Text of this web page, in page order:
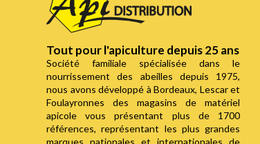
Tout pour l'apiculture depuis 25 ans
Société familiale spécialisée dans le
nourrissement des abeilles depuis 1975,
nous avons développé à Bordeaux, Lescar et
Foulayronnes des magasins de matériel
apicole vous présentant plus de 1700
références, représentant les plus grandes
marques nationales et internationales de